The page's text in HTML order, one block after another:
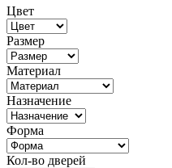
Цвет
Размер
Материал
Назначение
Форма
Кол-во дверей